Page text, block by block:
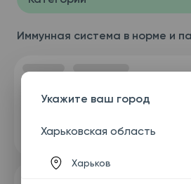
Иммунная система в норме и
Укажите ваш город
Харьковская область
Харьков